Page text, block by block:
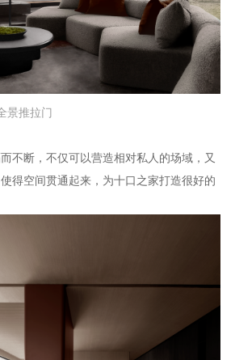
景推拉门
不断，不仅可以营造相对私人的场域，又
得空间贯通起来，为十口之家打造很好的